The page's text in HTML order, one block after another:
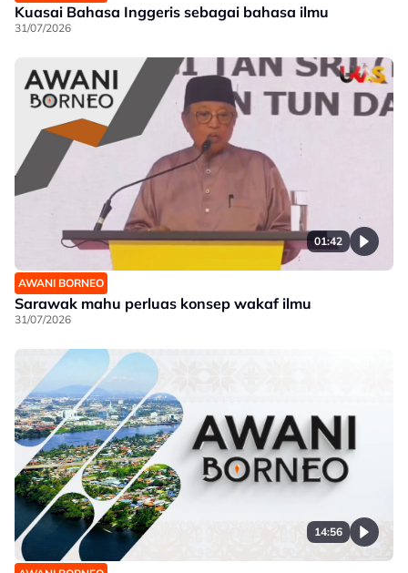
Kuasai Bahasa Inggeris sebagai bahasa ilmu
31/07/2026
01:42
AWANI BORNEO
Sarawak mahu perluas konsep wakaf ilmu
31/07/2026
14:56